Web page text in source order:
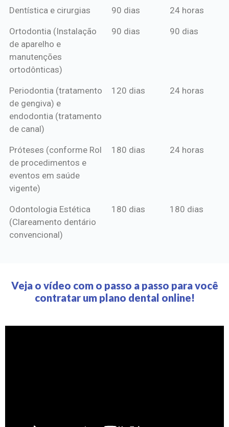
Dentística e cirurgias 90 dias 24 horas
Ortodontia (Instalação
de aparelho e
manutenções
ortodônticas)
90 dias 90 dias
Periodontia (tratamento
de gengiva) e
endodontia (tratamento
de canal)
120 dias 24 horas
Próteses (conforme Rol
de procedimentos e
eventos em saúde
vigente)
180 dias 24 horas
Odontologia Estética
(Clareamento dentário
convencional)
180 dias 180 dias
Veja o vídeo com o passo a passo para você
contratar um plano dental online!